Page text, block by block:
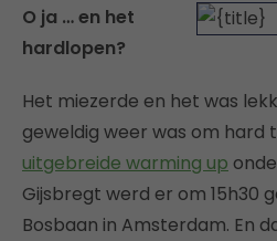
O ja … en het
hardlopen?
Het miezerde en het was
geweldig weer was om hard
uitgebreide warming up
Gijsbregt werd er om 15h30
Bosbaan in Amsterdam. En